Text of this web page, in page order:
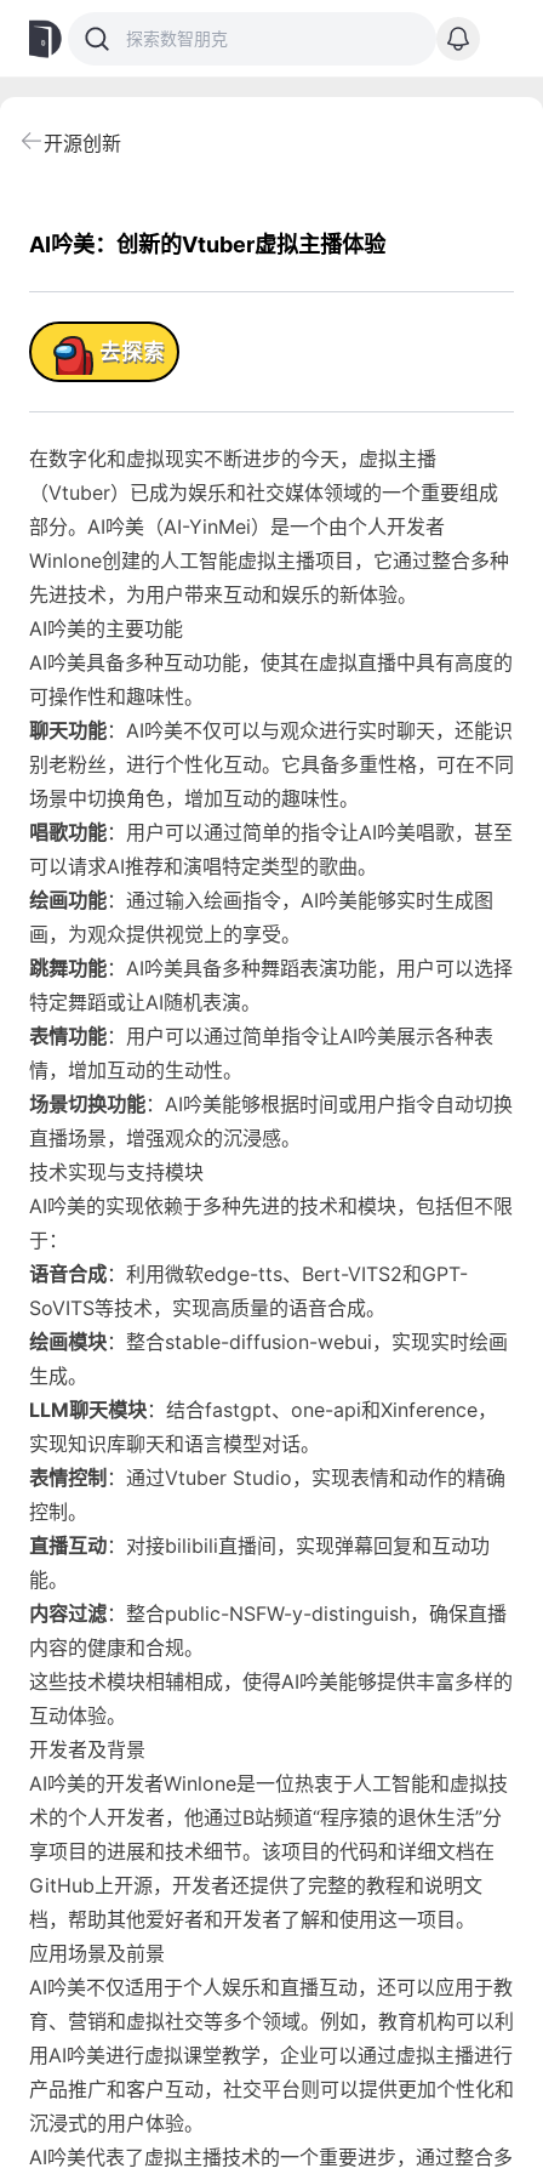
开源创新
AI吟美：创新的Vtuber虚拟主播体验
! 去探索
在数字化和虚拟现实不断进步的今天，虚拟主播
（Vtuber）已成为娱乐和社交媒体领域的一个重要组成
部分。AI吟美（AI-YinMei）是一个由个人开发者
Winlone创建的人工智能虚拟主播项目，它通过整合多种
先进技术，为用户带来互动和娱乐的新体验。
AI吟美的主要功能
AI吟美具备多种互动功能，使其在虚拟直播中具有高度的
可操作性和趣味性。
聊天功能：AI吟美不仅可以与观众进行实时聊天，还能识
别老粉丝，进行个性化互动。它具备多重性格，可在不同
场景中切换角色，增加互动的趣味性。
唱歌功能：用户可以通过简单的指令让AI吟美唱歌，甚至
可以请求AI推荐和演唱特定类型的歌曲。
绘画功能：通过输入绘画指令，AI吟美能够实时生成图
画，为观众提供视觉上的享受。
跳舞功能：AI吟美具备多种舞蹈表演功能，用户可以选择
特定舞蹈或让AI随机表演。
表情功能：用户可以通过简单指令让AI吟美展示各种表
情，增加互动的生动性。
场景切换功能：AI吟美能够根据时间或用户指令自动切换
直播场景，增强观众的沉浸感。
技术实现与支持模块
AI吟美的实现依赖于多种先进的技术和模块，包括但不限
于：
语音合成：利用微软edge-tts、Bert-VITS2和GPT-
SoVITS等技术，实现高质量的语音合成。
绘画模块：整合stable-diffusion-webui，实现实时绘画
生成。
LLM聊天模块：结合fastgpt、one-api和Xinference，
实现知识库聊天和语言模型对话。
表情控制 ：通过Vtuber Studio，实现表情和动作的精确
控制。
直播互动：对接bilibili直播间，实现弹幕回复和互动功
能。
内容过滤：整合public-NSFW-y-distinguish，确保直播
内容的健康和合规。
这些技术模块相辅相成，使得AI吟美能够提供丰富多样的
互动体验。
开发者及背景
AI吟美的开发者Winlone是一位热衷于人工智能和虚拟技
术的个人开发者，他通过B站频道“程序猿的退休生活”分
享项目的进展和技术细节。该项目的代码和详细文档在
GitHub上开源，开发者还提供了完整的教程和说明文
档，帮助其他爱好者和开发者了解和使用这一项目。
应用场景及前景
AI吟美不仅适用于个人娱乐和直播互动，还可以应用于教
育、营销和虚拟社交等多个领域。例如，教育机构可以利
用AI吟美进行虚拟课堂教学，企业可以通过虚拟主播进行
产品推广和客户互动，社交平台则可以提供更加个性化和
沉浸式的用户体验。
AI吟美代表了虚拟主播技术的一个重要进步，通过整合多